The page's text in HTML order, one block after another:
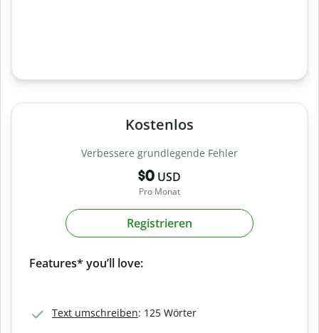
Kostenlos
Verbessere grundlegende Fehler
$0 USD
Pro Monat
Registrieren
Features* you’ll love:
Text umschreiben: 125 Wörter